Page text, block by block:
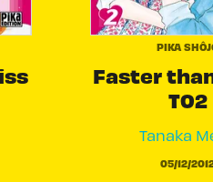
PIKA
Faster
T02
Tanaka
05/12/